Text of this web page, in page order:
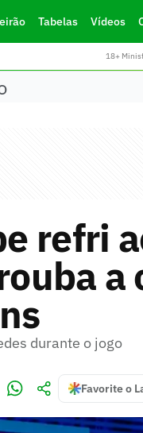
Tabelas Vídeos
18+
refri
a
durante o jogo
Favorite o